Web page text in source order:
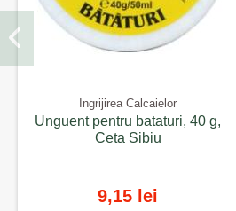
Ingrijirea Calcaielor
Unguent pentru bataturi, 40 g,
Ceta Sibiu
9,15 lei